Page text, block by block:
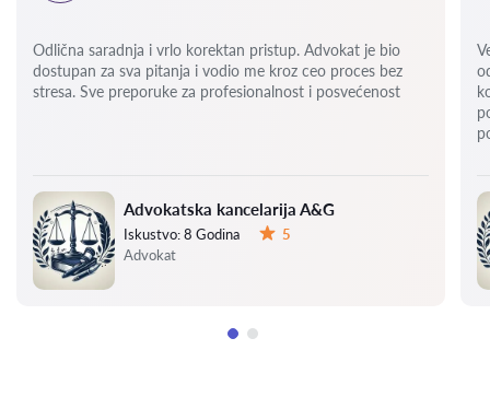
Advokatska kancelarija A&G
Iskustvo:8 Godina
5
Advokat
Odlična saradnja i vrlo korektan pristup. Advokat je bio
dostupan za sva pitanja i vodio me kroz ceo proces bez
stresa. Sve preporuke za profesionalnost i posvećenost